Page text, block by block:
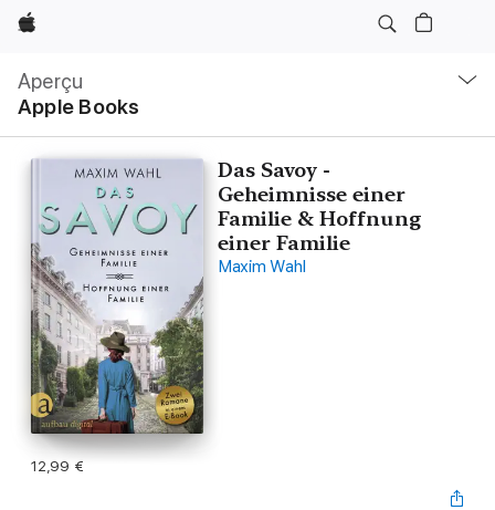
Apple
Aperçu
Apple Books
locale
Ouvrir
menu
Das Savoy -
Geheimnisse einer
Familie & Hoffnung
einer Familie
Maxim Wahl
12,99 €